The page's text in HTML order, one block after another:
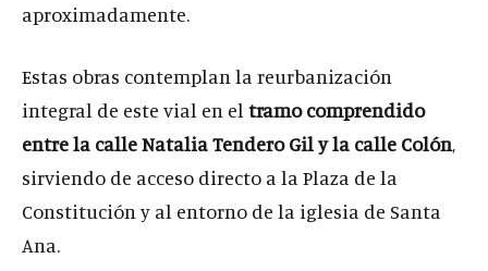
aproximadamente.
Estas obras contemplan la reurbanización
integral de este vial en el tramo comprendido
entre la calle Natalia Tendero Gil y la calle Colón,
sirviendo de acceso directo a la Plaza de la
Constitución y al entorno de la iglesia de Santa
Ana.